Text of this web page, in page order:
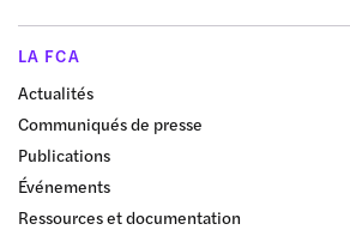
LA FCA
Actualités
Communiqués de presse
Publications
Événements
Ressources et documentation